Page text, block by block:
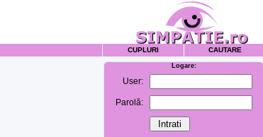
CUPLURI CAUTARE
Logare:
User:
Parolă: